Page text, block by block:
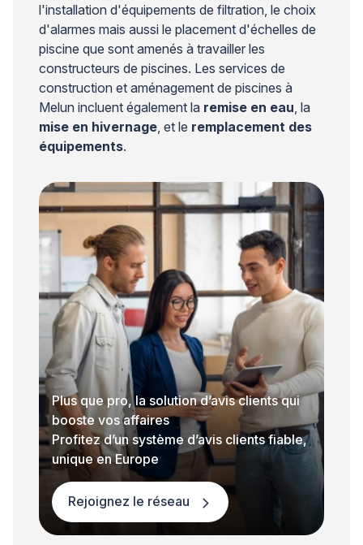
l'installation d'équipements de filtration, le choix
d'alarmes mais aussi le placement d'échelles de
piscine que sont amenés à travailler les
constructeurs de piscines. Les services de
construction et aménagement de piscines à
Melun incluent également la remise en eau , la
mise en hivernage , et le remplacement des
équipements.
Plus que pro, la solution d’avis clients qui
booste vos affaires
Profitez d’un système d’avis clients fiable,
unique en Europe
Rejoignez le réseau